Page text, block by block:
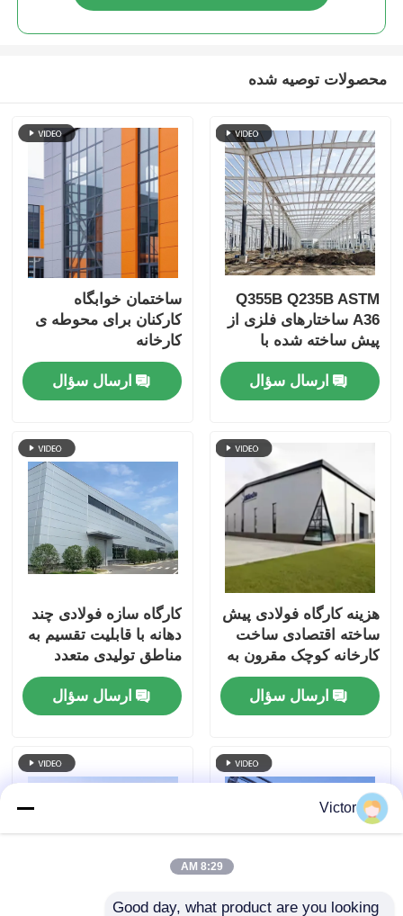
محصولات توصیه شده
Q355B Q235B ASTM
A36 ساختارهای فلزی از
پیش ساخته شده با
قدرت بالا
ارسال سؤال
ساختمان خوابگاه
کارکنان برای محوطه ی
کارخانه
ارسال سؤال
هزینه کارگاه فولادی پیش
ساخته اقتصادی ساخت
کارخانه کوچک مقرون به
صرفه
ارسال سؤال
کارگاه سازه فولادی چند
دهانه با قابلیت تقسیم به
مناطق تولیدی متعدد
ارسال سؤال
Victor
8:29 AM
Good day, what product are you looking